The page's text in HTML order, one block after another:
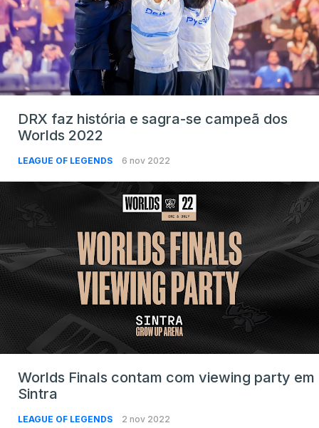
DRX faz história e sagra-se campeã dos
Worlds 2022
LEAGUE OF LEGENDS 6 nov 2022
Worlds Finals contam com viewing party em
Sintra
LEAGUE OF LEGENDS 2 nov 2022